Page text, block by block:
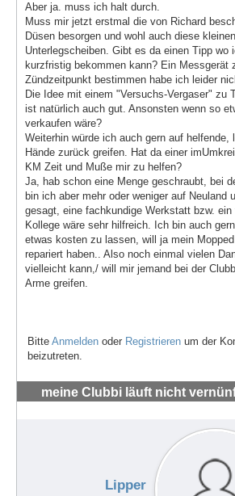
Aber ja. muss ich halt durch.
Muss mir jetzt erstmal die von Richard
Düsen besorgen und wohl auch diese kleinen
Unterlegscheiben. Gibt es da einen Tipp wo
kurzfristig bekommen kann? Ein Messgerät
Zündzeitpunkt bestimmen habe ich leider
Die Idee mit einem "Versuchs-Vergaser" zu
ist natürlich auch gut. Ansonsten wenn so
verkaufen wäre?
Weiterhin würde ich auch gern auf helfende,
Hände zurück greifen. Hat da einer
KM Zeit und Muße mir zu helfen?
Ja, hab schon eine Menge geschraubt, bei
bin ich aber mehr oder weniger auf Neuland
gesagt, eine fachkundige Werkstatt bzw. ein
Kollege wäre sehr hilfreich. Ich bin auch
etwas kosten zu lassen, will ja mein
repariert haben.. Also noch einmal vielen
vielleicht kann,/ will mir jemand bei der
Arme greifen.
Bitte Anmelden oder Registrieren um der
beizutreten.
meine Clubbi läuft nicht
Lipper